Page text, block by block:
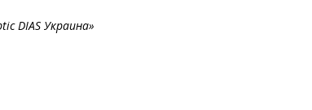
DIAS Украина»